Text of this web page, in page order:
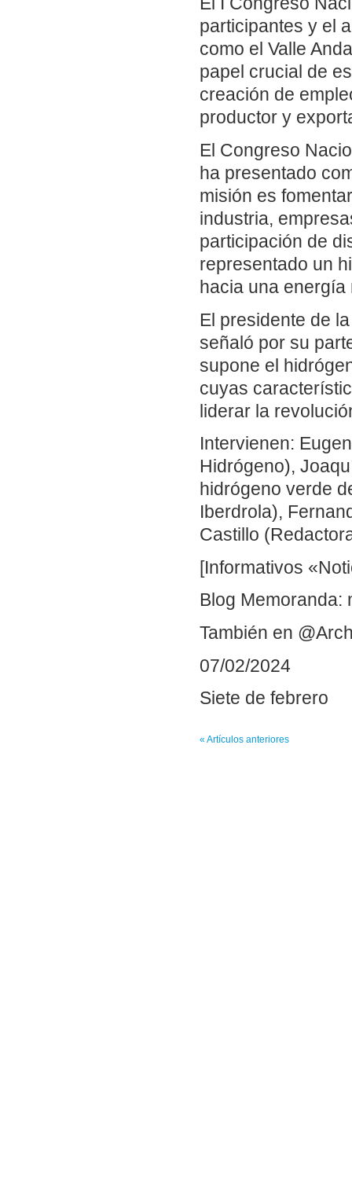
participantes y el
como el Valle
papel crucial de
creación de
productor y
El Congreso
ha presentado
misión es
industria,
participación de
representado un
hacia una
El presidente de
señaló por su
supone el
cuyas
liderar la
Intervienen:
Hidrógeno),
hidrógeno verde
Iberdrola),
Castillo
[Informativos
Blog Memoranda:
También en
07/02/2024
Siete de febrero
« Artículos anteriores